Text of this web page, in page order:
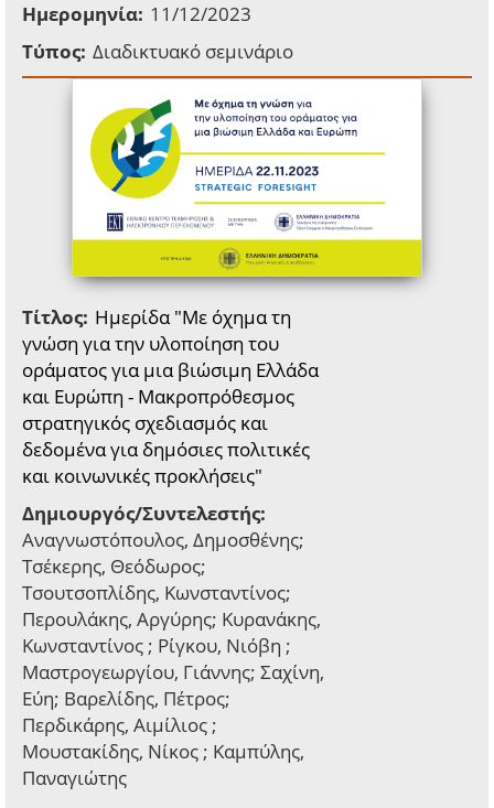
Ημερομηνία: 11/12/2023
Τύπος: Διαδικτυακό σεμινάριο
Τίτλος: Ημερίδα "Με όχημα τη
γνώση για την υλοποίηση του
οράματος για μια βιώσιμη Ελλάδα
και Ευρώπη - Μακροπρόθεσμος
στρατηγικός σχεδιασμός και
δεδομένα για δημόσιες πολιτικές
και κοινωνικές προκλήσεις"
Δημιουργός/Συντελεστής:
Αναγνωστόπουλος, Δημοσθένης;
Τσέκερης, Θεόδωρος;
Τσουτσοπλίδης, Κωνσταντίνος;
Περουλάκης, Αργύρης; Κυρανάκης,
Κωνσταντίνος ; Ρίγκου, Νιόβη ;
Μαστρογεωργίου, Γιάννης; Σαχίνη,
Εύη; Βαρελίδης, Πέτρος;
Περδικάρης, Αιμίλιος ;
Μουστακίδης, Νίκος ; Καμπύλης,
Παναγιώτης